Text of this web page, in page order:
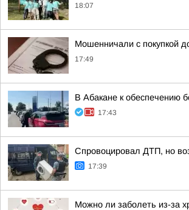
18:07
Мошенничали с покупкой
17:49
В Абакане к обеспечению
17:43
Спровоцировал ДТП, но
17:39
Можно ли заболеть из-за